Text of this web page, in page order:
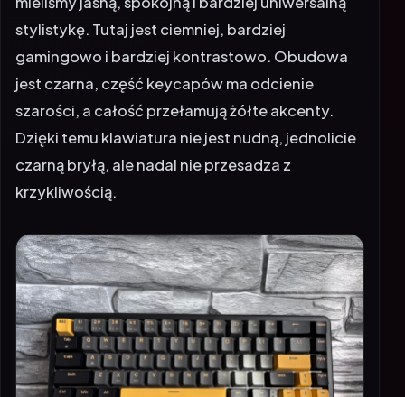
stylistykę. Tutaj jest ciemniej, bardziej
gamingowo i bardziej kontrastowo. Obudowa
jest czarna, część keycapów ma odcienie
szarości, a całość przełamują żółte akcenty.
Dzięki temu klawiatura nie jest nudną, jednolicie
czarną bryłą, ale nadal nie przesadza z
krzykliwością.